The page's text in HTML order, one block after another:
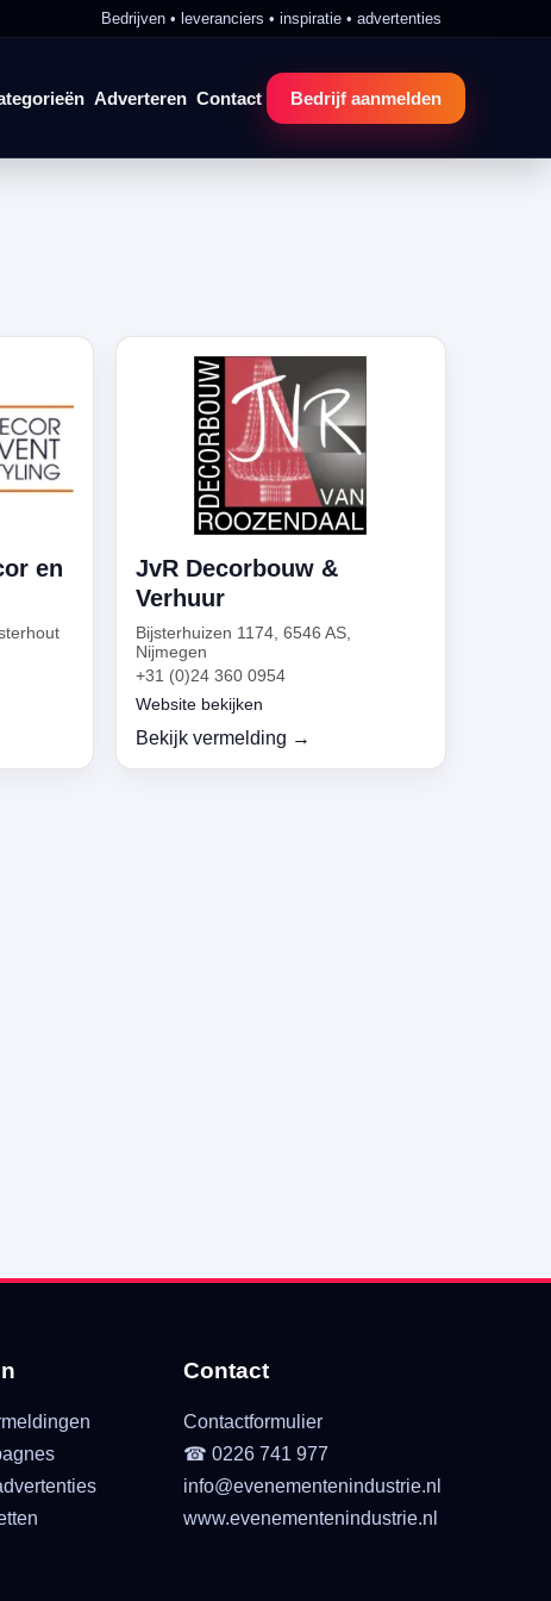
Bedrijven • leveranciers • inspiratie • advertenties
Adverteren Contact Bedrijf aanmelden
en
JvR Decorbouw &
Verhuur
Bijsterhuizen 1174, 6546 AS,
Nijmegen
+31 (0)24 360 0954
Website bekijken
Bekijk vermelding →
Contact
Contactformulier
☎ 0226 741 977
info@evenementenindustrie.nl
www.evenementenindustrie.nl